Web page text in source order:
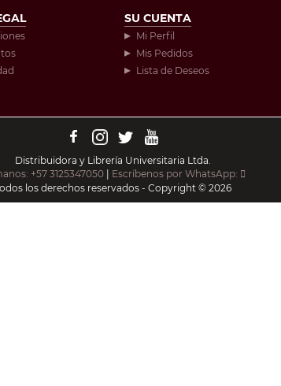
SU CUENTA
Mi Perfil
Mis Pedidos
Lista de Deseos
Distribuidora y Librería Universitaria Ltda.
+57 3125347050
Escríbenos por WhatsApp:
los derechos reservados - Copyright © 2026